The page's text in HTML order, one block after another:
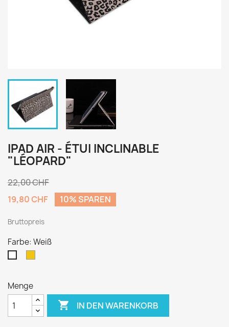
IPAD AIR - ÉTUI INCLINABLE
"LÉOPARD"
22,00 CHF
19,80 CHF
10% SPAREN
Bruttopreis
Farbe: Weiß
Menge
 IN DEN WARENKORB